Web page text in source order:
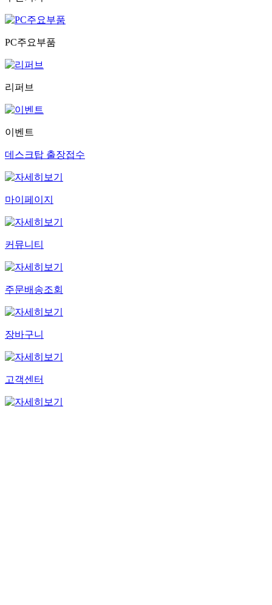
PC주요부품
리퍼브
이벤트
데스크탑 출장접수
마이페이지
커뮤니티
주문배송조회
장바구니
고객센터